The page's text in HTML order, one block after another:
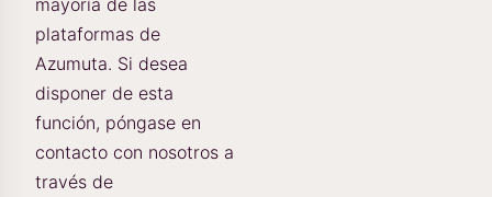
mayoría de las
plataformas de
Azumuta. Si desea
disponer de esta
función, póngase en
contacto con nosotros a
través de